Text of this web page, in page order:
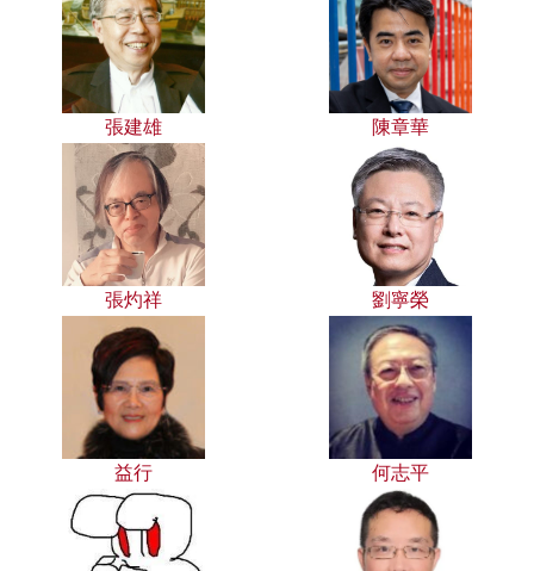
張建雄 陳章華
張灼祥 劉寧榮
益行 何志平